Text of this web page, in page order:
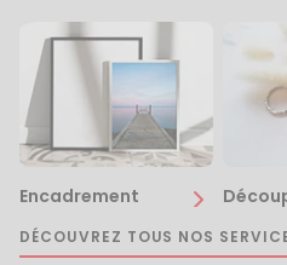
Encadrement
DÉCOUVREZ TOUS NOS